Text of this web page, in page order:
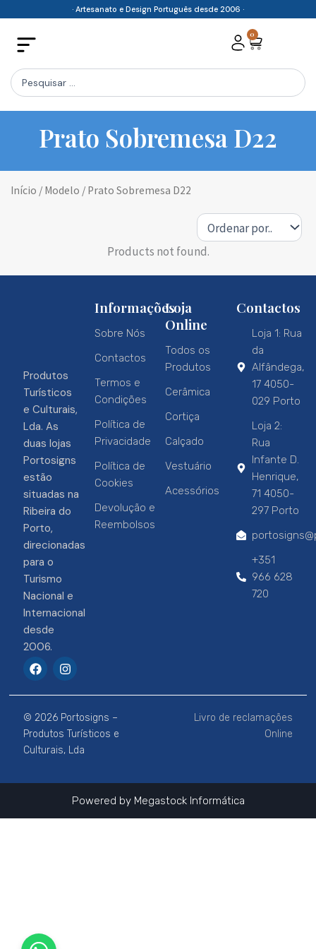
content
· Artesanato e Design Português desde 2006 ·
0
Cart
Search
...
Prato Sobremesa D22
Início / Modelo / Prato Sobremesa D22
Products not found.
Produtos
Turísticos
e Culturais,
Lda. As
duas lojas
Portosigns
estão
situadas na
Ribeira do
Porto,
direcionadas
para o
Turismo
Nacional e
Internacional
desde
2006.
F
a
e
b
o
o
k
I
n
t
a
g
r
a
m
Informações
Sobre Nós
Contactos
Termos e
Condições
Política de
Privacidade
Política de
Cookies
Devolução e
Reembolsos
Loja
Online
Todos os
Produtos
Cerâmica
Cortiça
Calçado
Vestuário
Acessórios
Contactos
Loja 1: Rua
da
Alfândega,
17 4050-
029 Porto
Loja 2:
Rua
Infante D.
Henrique,
71 4050-
297 Porto
+351
966 628
720
© 2026 Portosigns –
Produtos Turísticos e
Culturais, Lda
Livro de reclamações
Online
Powered by Megastock Informática